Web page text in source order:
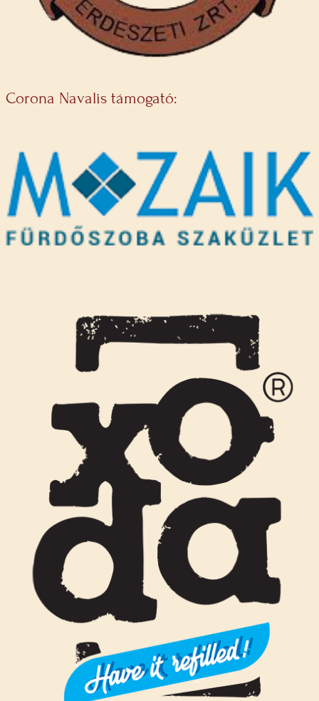
Corona Navalis támogató: